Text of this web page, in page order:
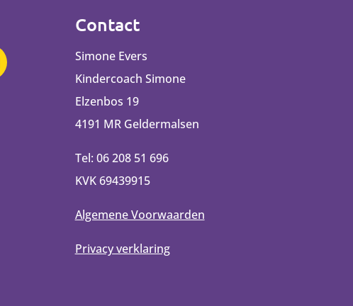
Contact
Simone Evers
Kindercoach Simone
Elzenbos 19
4191 MR Geldermalsen
Tel: 06 208 51 696
KVK 69439915
Algemene Voorwaarden
Privacy verklaring